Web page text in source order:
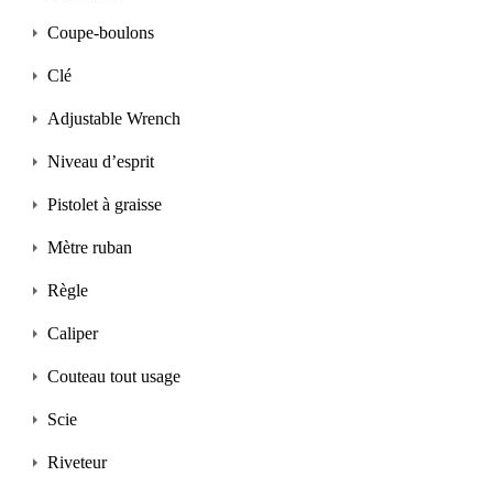
Coupe-boulons
Clé
Adjustable Wrench
Niveau d’esprit
Pistolet à graisse
Mètre ruban
Règle
Caliper
Couteau tout usage
Scie
Riveteur